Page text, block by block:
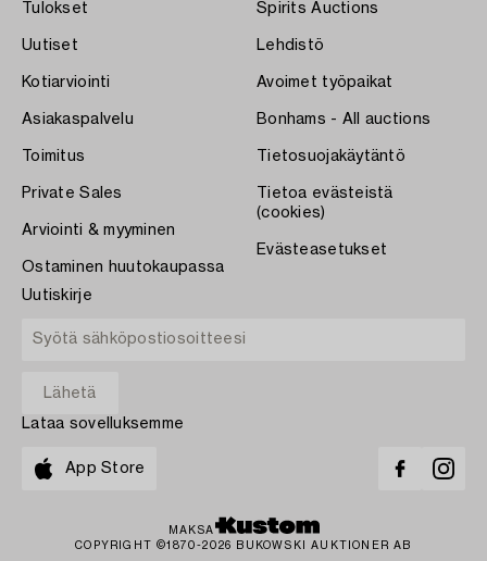
Tulokset
Uutiset
Kotiarviointi
Asiakaspalvelu
Toimitus
Private Sales
Arviointi & myyminen
Ostaminen huutokaupassa
Spirits Auctions
Lehdistö
Avoimet työpaikat
Bonhams - All auctions
Tietosuojakäytäntö
Tietoa evästeistä
(cookies)
Evästeasetukset
Uutiskirje
Lataa sovelluksemme
App Store
MAKSA
COPYRIGHT ©1870-2026 BUKOWSKI AUKTIONER AB